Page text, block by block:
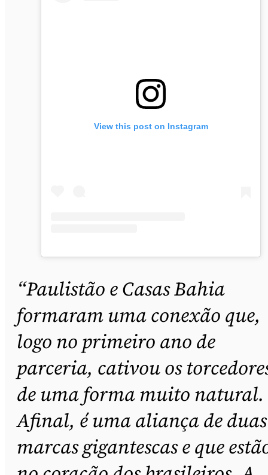
View this post on Instagram
“Paulistão e Casas Bahia
formaram uma conexão que,
logo no primeiro ano de
parceria, cativou os
de uma forma muito natural.
Afinal, é uma aliança de duas
marcas gigantescas e que